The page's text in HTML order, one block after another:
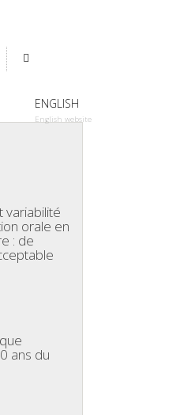
ENGLISH
English website
variabilité
orale en
: de
ans du